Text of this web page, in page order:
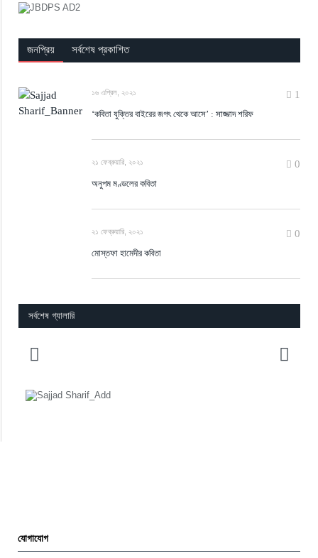
জনপ্রিয় সর্বশেষ প্রকাশিত
১৬ এপ্রিল, ২০২১ 1
‘কবিতা যুক্তির বাইরের জগৎ থেকে আসে’ : সাজ্জাদ শরিফ
২১ ফেব্রুয়ারি, ২০২১ 0
অনুপম মণ্ডলের কবিতা
২১ ফেব্রুয়ারি, ২০২১ 0
মোস্তফা হামেদীর কবিতা
সর্বশেষ গ্যালারি
যোগাযোগ